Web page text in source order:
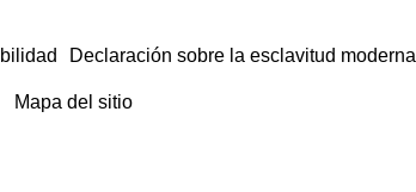
Declaración sobre la esclavitud moderna
Mapa del sitio